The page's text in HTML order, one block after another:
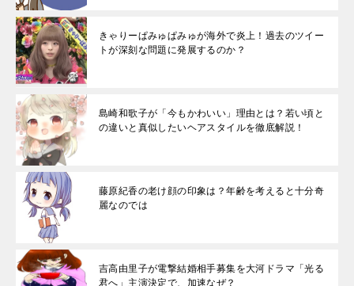
きゃりーぱみゅぱみゅが海外で炎上！過去のツイー
トが深刻な問題に発展するのか？
島崎和歌子が「今もかわいい」理由とは？若い頃と
の違いと真似したいヘアスタイルを徹底解説！
藤原紀香の老け顔の印象は？年齢を考えると十分奇
麗なのでは
吉高由里子が電撃結婚相手募集を大河ドラマ「光る
君へ」主演決定で、加速なぜ？